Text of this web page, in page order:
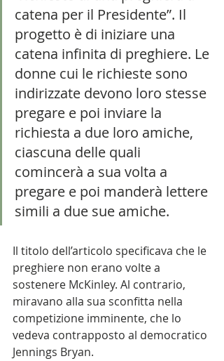
catena per il Presidente”. Il
progetto è di iniziare una
catena infinita di preghiere. Le
donne cui le richieste sono
indirizzate devono loro stesse
pregare e poi inviare la
richiesta a due loro amiche,
ciascuna delle quali
comincerà a sua volta a
pregare e poi manderà lettere
simili a due sue amiche.
Il titolo dell’articolo specificava che le
preghiere non erano volte a
sostenere McKinley. Al contrario,
miravano alla sua sconfitta nella
competizione imminente, che lo
vedeva contrapposto al democratico
Jennings Bryan.